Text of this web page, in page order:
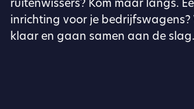
inrichting voor je bedrijfswagens?
klaar en gaan samen aan de slag.